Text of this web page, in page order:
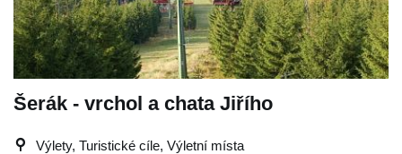
Šerák - vrchol a chata Jiřího
Výlety, Turistické cíle, Výletní místa